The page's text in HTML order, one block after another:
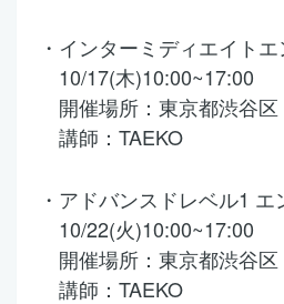
・インターミディエイト
10/17(木)10:00~17:00
開催場所：東京都渋谷区
講師：TAEKO
・アドバンスドレベル1
10/22(火)10:00~17:00
開催場所：東京都渋谷区
講師 ：TAEKO